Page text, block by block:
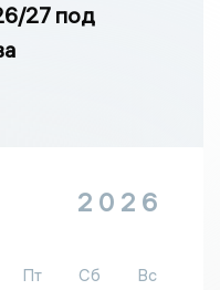
27 под
2026
Пт Сб
Вс